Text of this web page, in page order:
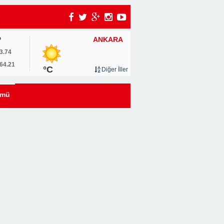
ANKARA
°C Diğer İller